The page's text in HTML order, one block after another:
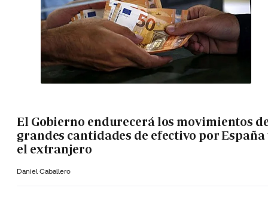
El Gobierno endurecerá los movimientos
grandes cantidades de efectivo por España
el extranjero
Daniel Caballero